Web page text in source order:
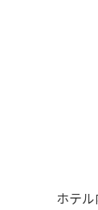
ホテル